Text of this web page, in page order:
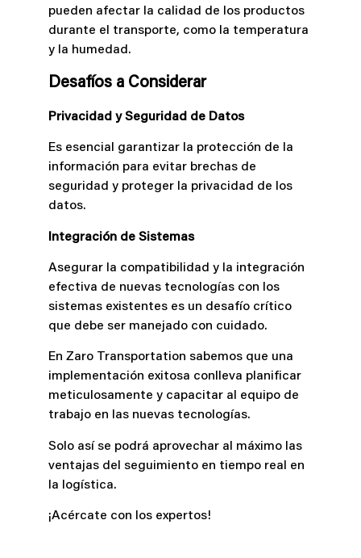
pueden afectar la calidad de los productos
durante el transporte, como la temperatura
y la humedad.
Desafíos a Considerar
Privacidad y Seguridad de Datos
Es esencial garantizar la protección de la
información para evitar brechas de
seguridad y proteger la privacidad de los
datos.
Integración de Sistemas
Asegurar la compatibilidad y la integración
efectiva de nuevas tecnologías con los
sistemas existentes es un desafío crítico
que debe ser manejado con cuidado.
En Zaro Transportation sabemos que una
implementación exitosa conlleva planificar
meticulosamente y capacitar al equipo de
trabajo en las nuevas tecnologías.
Solo así se podrá aprovechar al máximo las
ventajas del seguimiento en tiempo real en
la logística.
¡Acércate con los expertos!